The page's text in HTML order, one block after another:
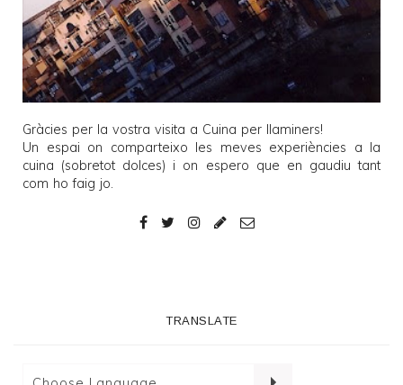
Gràcies per la vostra visita a Cuina per llaminers!
Un espai on comparteixo les meves experiències a la
cuina (sobretot dolces) i on espero que en gaudiu tant
com ho faig jo.
TRANSLATE